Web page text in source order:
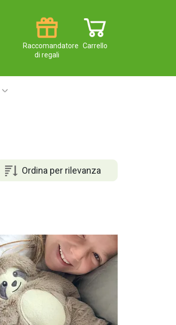
Carrello
Raccomandatore
di regali
Ordina per rilevanza